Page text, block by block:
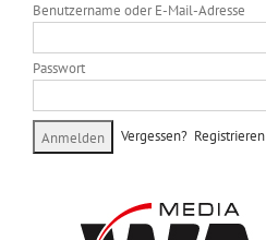
Benutzername oder E-Mail-Adresse
Passwort
Vergessen? Registrieren